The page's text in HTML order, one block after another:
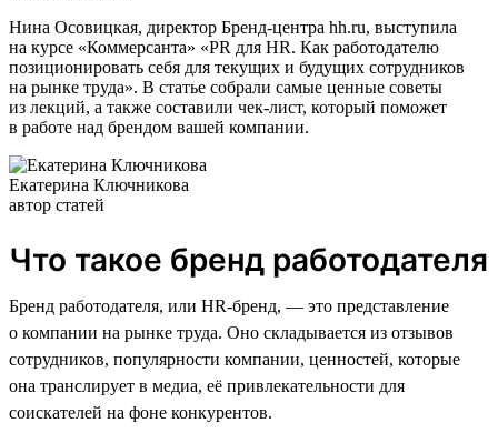
Нина Осовицкая, директор Бренд-центра hh.ru, выступила
на курсе «Коммерсанта» «PR для HR. Как работодателю
позиционировать себя для текущих и будущих сотрудников
на рынке труда». В статье собрали самые ценные советы
из лекций, а также составили чек-лист, который поможет
в работе над брендом вашей компании.
Екатерина Ключникова
автор статей
Что такое бренд работодателя
Бренд работодателя, или HR-бренд, — это представление
о компании на рынке труда. Оно складывается из отзывов
сотрудников, популярности компании, ценностей, которые
она транслирует в медиа, её привлекательности для
соискателей на фоне конкурентов.